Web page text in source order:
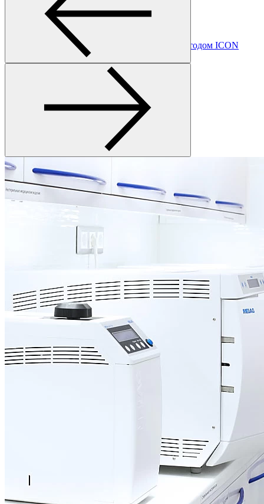
Лечение кариеса
Лечение зубов без бормашины методом ICON
Лечение зубов под микроскопом
Лечение пульпита
Лечение периодонтита
Все услуги раздела
Профессиональная гигиена. Отбеливание
Ультразвуковая чистка зубов
Фторирование зубов
Отбеливание зубов ZOOM 4